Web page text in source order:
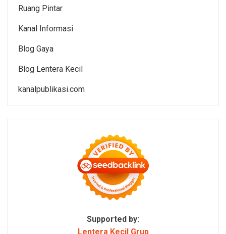
Ruang Pintar
Kanal Informasi
Blog Gaya
Blog Lentera Kecil
kanalpublikasi.com
Supported by:
Lentera Kecil Grup